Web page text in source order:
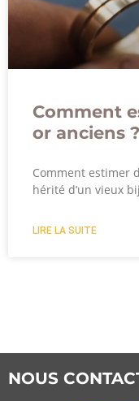
Comment
or anciens ?
Comment estimer
hérité d’un vieux
LIRE LA SUITE
NOUS